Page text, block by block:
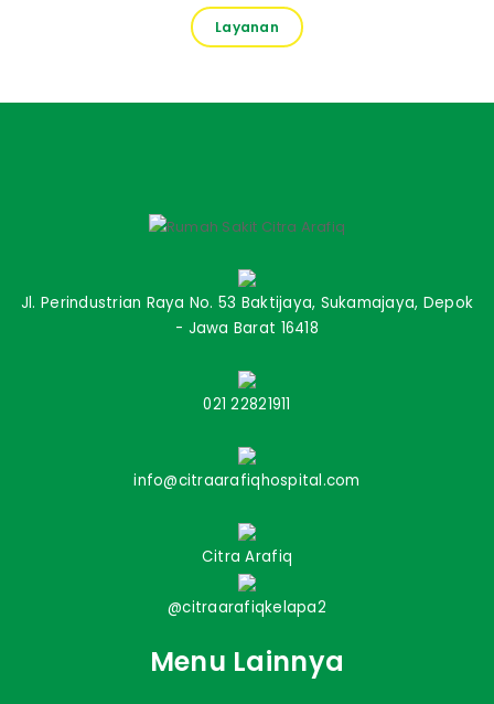
Layanan
Jl. Perindustrian Raya No. 53 Baktijaya, Sukamajaya, Depok
- Jawa Barat 16418
021 22821911
info@citraarafiqhospital.com
Citra Arafiq
@citraarafiqkelapa2
Menu Lainnya